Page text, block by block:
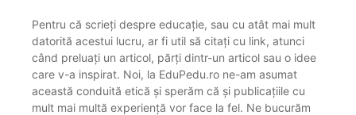
Pentru că scrieți despre educație, sau cu atât mai mult
datorită acestui lucru, ar fi util să citați cu link, atunci
când preluați un articol, părți dintr-un articol sau o idee
care v-a inspirat. Noi, la EduPedu.ro ne-am asumat
această conduită etică și sperăm că și publicațiile cu
mult mai multă experiență vor face la fel. Ne bucurăm